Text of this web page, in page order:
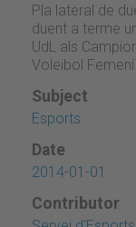
Pla lateral de
duent a terme
UdL als
Voleibol Femení
Subject
Esports
Date
2014-01-01
Contributor